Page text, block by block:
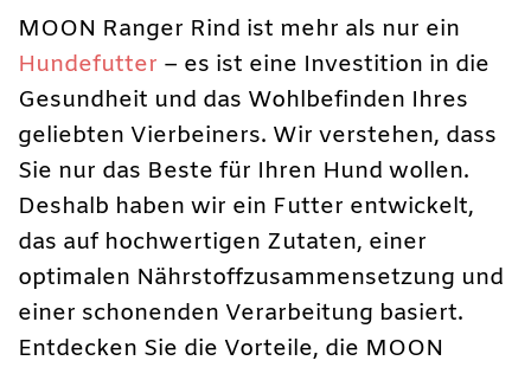
MOON Ranger Rind ist mehr als nur ein
Hundefutter – es ist eine Investition in die
Gesundheit und das Wohlbefinden Ihres
geliebten Vierbeiners. Wir verstehen, dass
Sie nur das Beste für Ihren Hund wollen.
Deshalb haben wir ein Futter entwickelt,
das auf hochwertigen Zutaten, einer
optimalen Nährstoffzusammensetzung und
einer schonenden Verarbeitung basiert.
Entdecken Sie die Vorteile, die MOON